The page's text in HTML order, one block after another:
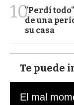
10"Perdí
de una
su casa
Te puede